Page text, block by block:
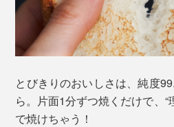
とびきりのおいしさは、純度
ら。片面1分ずつ焼くだけで、“
で焼けちゃう！